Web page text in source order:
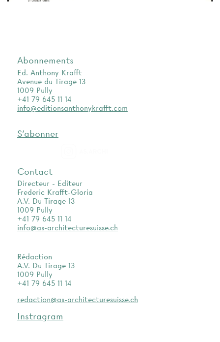
Abonnements
Ed. Anthony Krafft
Avenue du Tirage 13
1009 Pully
+41 79 645 11 14
info@editionsanthonykrafft.com
S'abonner
Contact
Directeur - Editeur
Frederic Krafft-Gloria
A.V. Du Tirage 13
1009 Pully
+41 79 645 11 14
info@as-architecturesuisse.ch
Rédaction
A.V. Du Tirage 13
1009 Pully
+41 79 645 11 14
redaction@as-architecturesuisse.ch
Instragram